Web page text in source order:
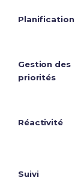
Planification
Gestion des
priorités
Réactivité
Suivi